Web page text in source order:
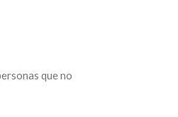
que no